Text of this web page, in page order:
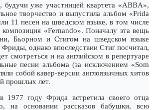
уже участницей квартета «ABBA»,
творчество и выпустила альбом «Frida
11 песен на шведском языке, в том числе
«Fernando». Поначалу эта вещь
Бьорном и Стигом на шведском языке
однако впоследствии Стиг посчитал,
смотреться и на английском в репертуаре
песни альбома (за исключением «Som
собой кавер-версии англоязычных хитов
прошлых лет.
1977 году Фрида встретила своего отца
на основании рассказов бабушки, всю